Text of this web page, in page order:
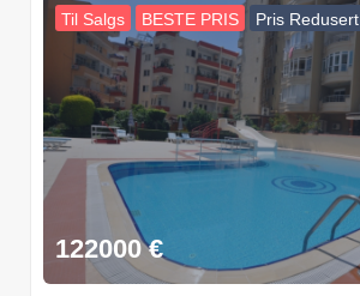
Til Salgs BESTE PRIS Pris Redusert
122000 €